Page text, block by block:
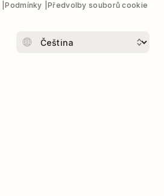
Podmínky
Předvolby souborů cookie